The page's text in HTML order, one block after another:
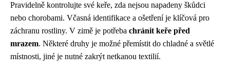
Pravidelně kontrolujte své keře, zda nejsou napadeny škůdci
nebo chorobami. Včasná identifikace a ošetření je klíčová pro
záchranu rostliny. V zimě je potřeba chránit keře před
mrazem. Některé druhy je možné přemístit do chladné a světlé
místnosti, jiné je nutné zakrýt netkanou textilií.